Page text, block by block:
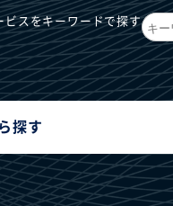
ビスをキーワードで探す
探す